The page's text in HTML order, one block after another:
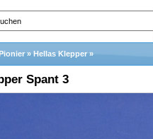
» Hellas Klepper»
Spant 3